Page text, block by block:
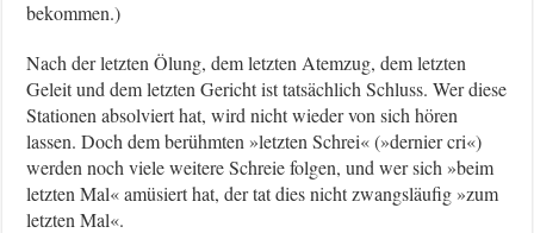
bekommen.)
Nach der letzten Ölung, dem letzten Atemzug, dem letzten
Geleit und dem letzten Gericht ist tatsächlich Schluss. Wer diese
Stationen absolviert hat, wird nicht wieder von sich hören
lassen. Doch dem berühmten »letzten Schrei« (»dernier cri«)
werden noch viele weitere Schreie folgen, und wer sich »beim
letzten Mal« amüsiert hat, der tat dies nicht zwangsläufig »zum
letzten Mal«.